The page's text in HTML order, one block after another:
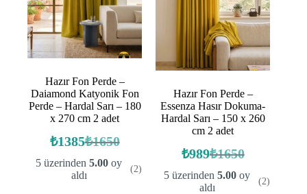
Hazır Fon Perde –
Daiamond Katyonik Fon
Perde – Hardal Sarı – 180
x 270 cm 2 adet
₺1650
Orijinal
fiyat:
₺1650.
₺1385Şu
andaki
fiyat:
5 üzerinden5.00 oy
aldı
(2)
Hazır Fon Perde –
Essenza Hasır Dokuma-
Hardal Sarı – 150 x 260
cm 2 adet
₺1650
Orijinal
fiyat:
₺1650.
₺989 Şu
andaki
fiyat:
5 üzerinden5.00 oy
aldı
(2)